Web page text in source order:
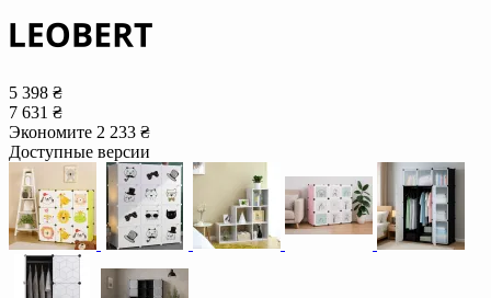
5 398 ₴
7 631 ₴
Экономите 2 233 ₴
Доступные версии